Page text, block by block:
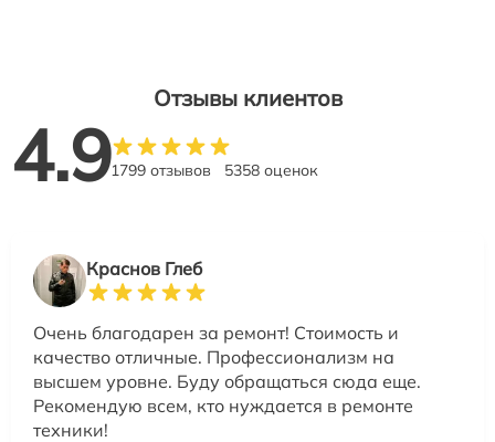
Отзывы клиентов
4.91799 отзывов 5358 оценок
Краснов Глеб
Очень благодарен за ремонт! Стоимость и
качество отличные. Профессионализм на
высшем уровне. Буду обращаться сюда еще.
Рекомендую всем, кто нуждается в ремонте
техники!